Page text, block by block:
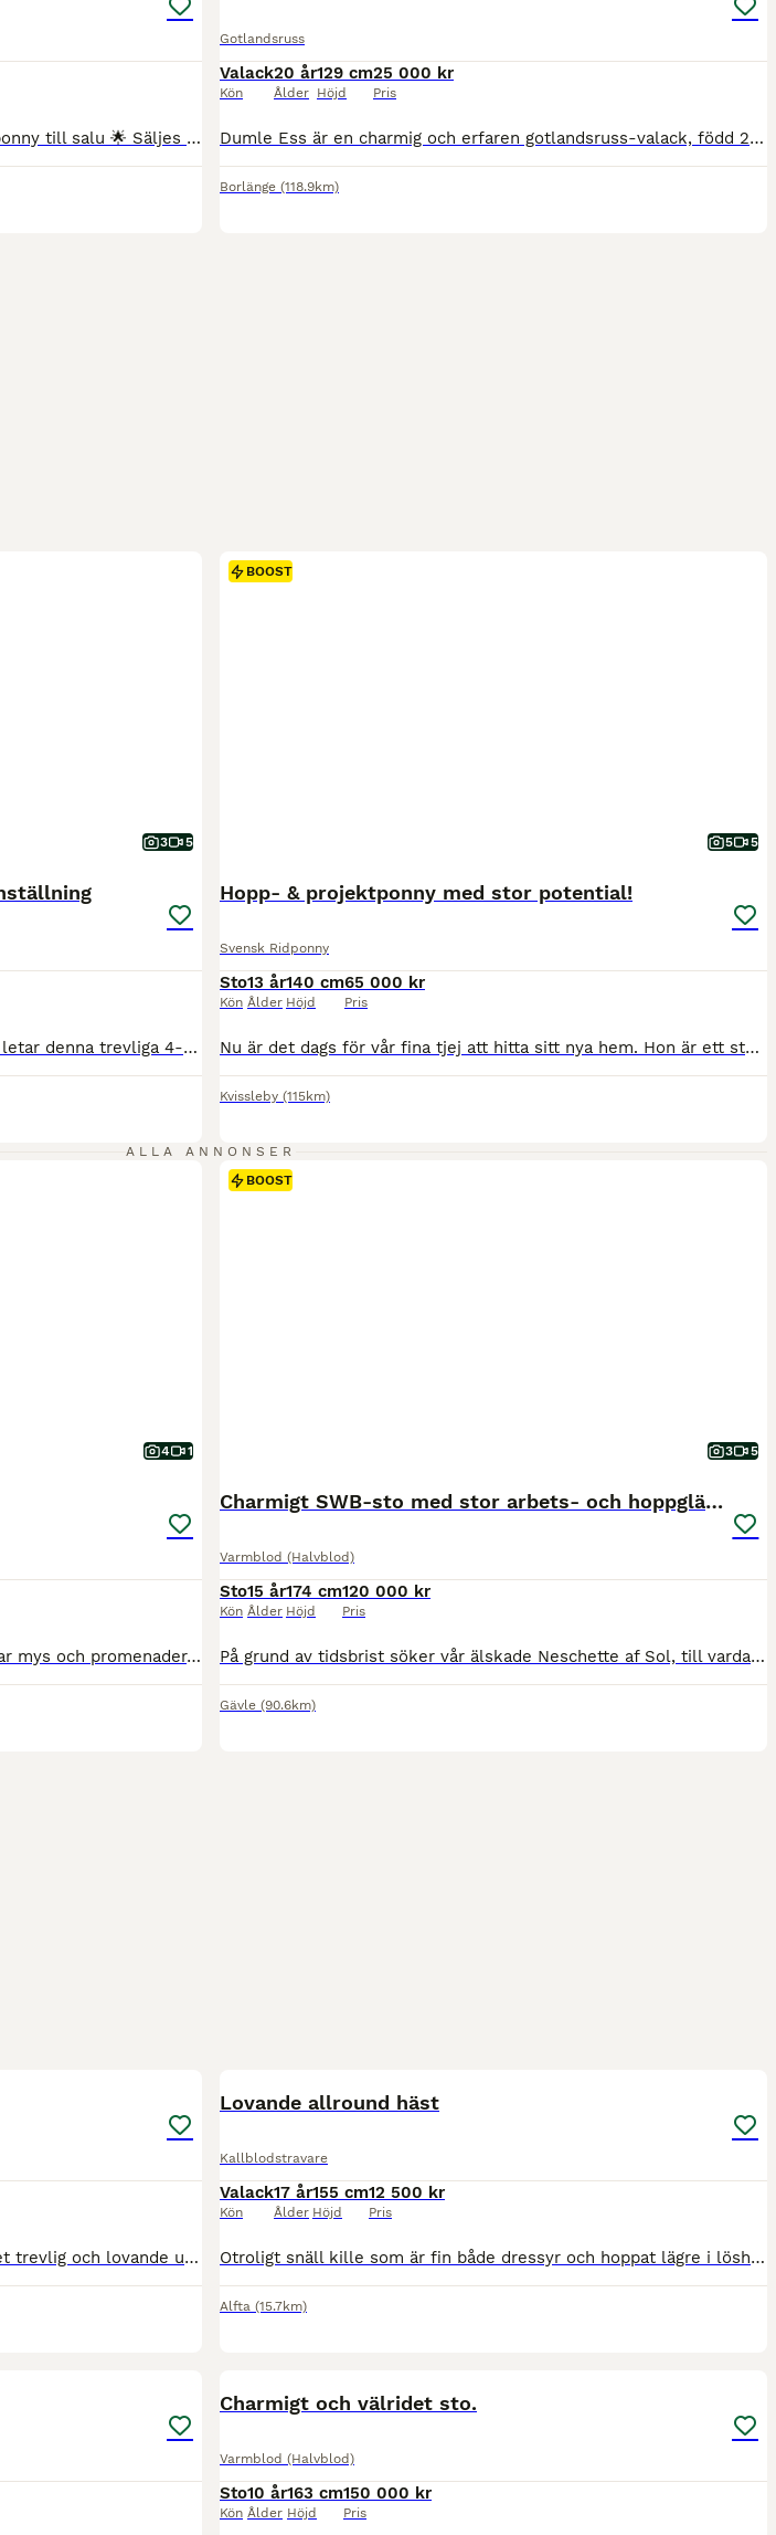
🌟 Sörbyskogens Milo – Lovande framtidsponny till salu 🌟 Säljes åt uppfödaren. Nu finns möjligheten att förvärva en trevlig och lovande unghäst med framtiden framför sig. Milo är en social, arbetsvillig och okomplicerad ponny med ett vänligt temperament. Han är inkörd och kvalade i ponnytrav den 26/7-2026. Han är redo att fortsätta sin utbildning och utvecklas vidare t
Gotlandsruss
Valack
Kön
20 år
Ålder
129 cm
Höjd
25 000 kr
Pris
Dumle Ess är en charmig och erfaren gotlandsruss-valack, född 2006 och ca 129 cm i mankhöjd. Efter många fina år inom både ponnytrav och ponnygalopp är det nu dags för honom att hitta sitt allra sista hem – ett hem där han får bli älskad och uppskattad för den han är. Dumle Ess passar bäst som sällskapshäst eller till en hästvan liten vuxen som vill njuta av lugna skogstu
Borlänge (118.9km)
3 5
Pågrund av ändrade familjeförhållanden så letar denna trevliga 4-åriga Welsh Partbred-valack efter sitt nya hem. En social, vänlig och okomplicerad kille som alltid möter dig med öronen framåt och tycker om att vara med. Han mäter ca 161 cm i mankhöjd. Han är riden mycket ute, både ensam och i grupp, och tar nya miljöer med ett lugnt och positivt sinne. Han är i fas med s
BOOST
5 5
Hopp- & projektponny med stor potential!
Svensk Ridponny
Sto
Kön
13 år
Ålder
140 cm
Höjd
65 000 kr
Pris
Nu är det dags för vår fina tjej att hitta sitt nya hem. Hon är ett sto av rasen Svensk Ridponny, maxad C-ponny och fyller snart 13 år. Hon säljs som en projektponny – inte på grund av skador, utan för att hon kräver en ryttare och ledare som kan ge henne rätt vägledning och fortsätta hennes utveckling. Hantering & Markarbete I den dagliga hanteringen är hon riktigt dukti
Kvissleby (115km)
ALLA ANNONSER
4 1
Super mysigt och snällt 1 års sto som älskar mys och promenader. Castella är född hos oss pă Naples i Söderbärke Dalarna. Hon går på lösdrift och fungerar mycket bra med det, hon kommer in på box dagl
BOOST
3 5
Charmigt SWB-sto med stor arbets- och hoppglädje
Varmblod (Halvblod)
Sto
Kön
15 år
Ålder
174 cm
Höjd
120 000 kr
Pris
På grund av tidsbrist söker vår älskade Neschette af Sol, till vardags kallad Nettan, ett nytt hem där hon får den tid och uppmärksamhet hon förtjänar. Nettan är ett charmigt sto med mycket personlighet, egen motor och en stor arbetsglädje. Hon tycker särskilt om att hoppa och bjuder gärna på energi och framåtbjudning i ridningen. Det här är en häst som gillar att jobba o
Gävle (90.6km)
Nu finns möjligheten att förvärva en mycket trevlig och lovande unghäst med rätt inställning till arbete. Sweet Imponera är ett socialt och nyfiket sto som lär sig snabbt och har en fin grund att fortsätta utveckla. Hon är grundriden i alla tre gångarter, rids endast ute hon är inte riden på ridbanan och har även hoppat enstaka naturhinder. Hon är fortfarande grön i sin
Lovande allround häst
Kallblodstravare
Valack
Kön
17 år
Ålder
155 cm
Höjd
12 500 kr
Pris
Otroligt snäll kille som är fin både dressyr och hoppat lägre i löshoppning. Han är extremt lyhörd och behöver en mjuk ryttare som är självsäker. Han är lätt lärd och lyssnar otroligt bra på röst kommando För mig är nya ägare otroligt viktig. Han är EJ en ny börjar häst. Han är känslig och behöver en rutinerad ryttare. Han går med träning att ridas ut på ensam men inte n
Alfta (15.7km)
Charmigt och välridet sto.
Varmblod (Halvblod)
Sto
Kön
10 år
Ålder
163 cm
Höjd
150 000 kr
Pris